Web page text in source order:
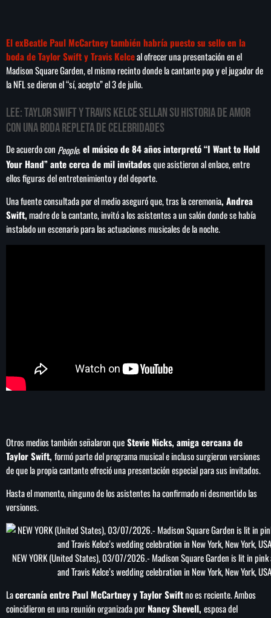
play_arrow LA CAMPESINA GEORGIA
INICIO
NOTAS
PROGRAMACIÓN
LOCUCIÓN (TALENTO AL AIRE)
RANKING
COMUNÍCATE
PUBLICIDAD
NOTAS
Irán anuncia que el acuerdo con Omán para
gestionar el estrecho de Ormuz está en su
‘fase final de revisión’
Murió Jorge Messi, padre de Lionel, a los 68
años
El exBeatle Paul McCartney también habría puesto su sello en la
boda de Taylor Swift y Travis Kelceal ofrecer una presentación en el
Madison Square Garden, el mismo recinto donde la cantante pop y el jugador de
la NFL se dieron el “sí, acepto” el 3 de julio.
LEE:Taylor Swift y Travis Kelce sellan su historia de amor
con una boda repleta de celebridades
De acuerdo con People,el músico de 84 años interpretó “I Want to Hold
Your Hand” ante cerca de mil invitadosque asistieron al enlace, entre
ellos figuras del entretenimiento y del deporte.
Una fuente consultada por el medio aseguró que, tras la ceremonia, Andrea
Swift,madre de la cantante, invitó a los asistentes a un salón donde se había
instalado un escenario para las actuaciones musicales de la noche.
Otros medios también señalaron queStevie Nicks, amiga cercana de
Taylor Swift, formó parte del programa musical e incluso surgieron versiones
de que la propia cantante ofreció una presentación especial para sus invitados.
Hasta el momento, ninguno de los asistentes ha confirmado ni desmentido las
versiones.
NEW YORK (United States), 03/07/2026.- Madison Square Garden is lit in pink
and Travis Kelce’s wedding celebration in New York, New York,
Lacercanía entre Paul McCartney y Taylor Swiftno es reciente. Ambos
coincidieron en una reunión organizada por Nancy Shevell, esposa del